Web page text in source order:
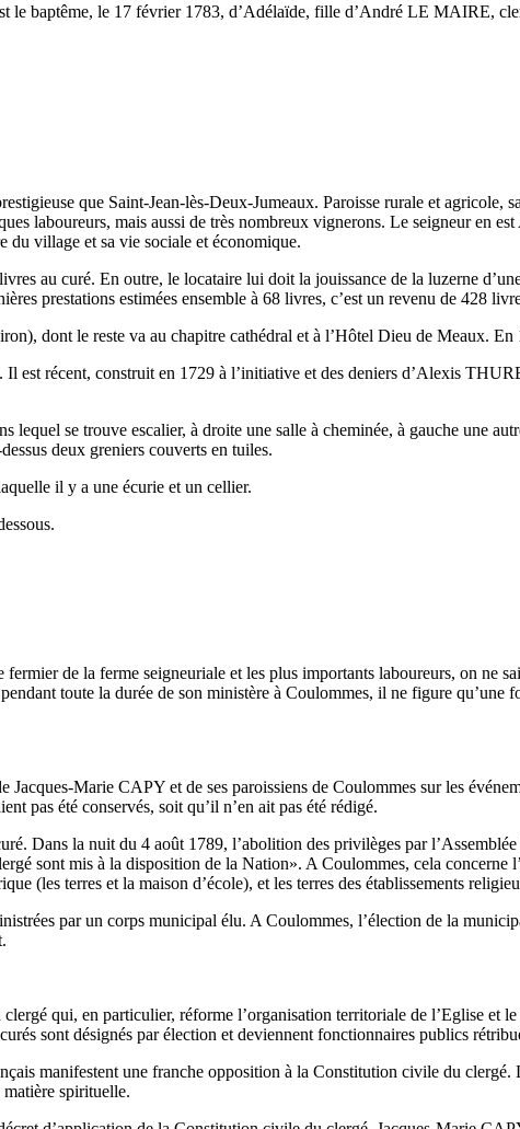
le baptême, le 17 février 1783, d’Adélaïde, fille d’André LE MAIRE,
que Saint-Jean-lès-Deux-Jumeaux. Paroisse rurale et agricole,
laboureurs, mais aussi de très nombreux vignerons. Le seigneur en
du village et sa vie sociale et économique.
au curé. En outre, le locataire lui doit la jouissance de la luzerne
prestations estimées ensemble à 68 livres, c’est un revenu de 428
dont le reste va au chapitre cathédral et à l’Hôtel Dieu de Meaux.
est récent, construit en 1729 à l’initiative et des deniers d’Alexis
lequel se trouve escalier, à droite une salle à cheminée, à gauche une
deux greniers couverts en tuiles.
il y a une écurie et un cellier.
de la ferme seigneuriale et les plus importants laboureurs, on ne
toute la durée de son ministère à Coulommes, il ne figure
Marie CAPY et de ses paroissiens de Coulommes sur les
pas été conservés, soit qu’il n’en ait pas été rédigé.
Dans la nuit du 4 août 1789, l’abolition des privilèges par
sont mis à la disposition de la Nation». A Coulommes, cela
(les terres et la maison d’école), et les terres des établissements
par un corps municipal élu. A Coulommes, l’élection de la
qui, en particulier, réforme l’organisation territoriale de l’Eglise et
sont désignés par élection et deviennent fonctionnaires publics
manifestent une franche opposition à la Constitution civile du
spirituelle.